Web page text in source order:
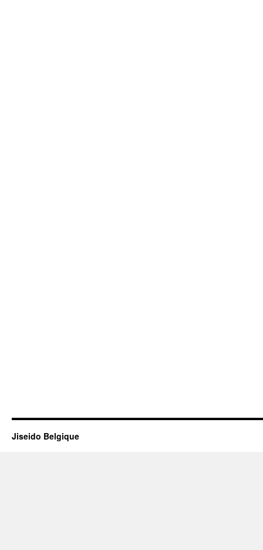
Jiseido Belgique